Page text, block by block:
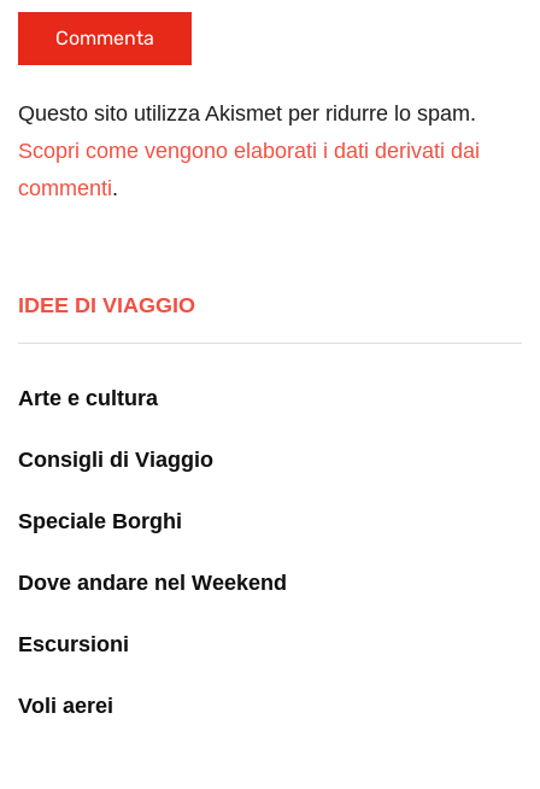
Questo sito utilizza Akismet per ridurre lo spam.
Scopri come vengono elaborati i dati derivati dai
commenti.
IDEE DI VIAGGIO
Arte e cultura
Consigli di Viaggio
Speciale Borghi
Dove andare nel Weekend
Escursioni
Voli aerei